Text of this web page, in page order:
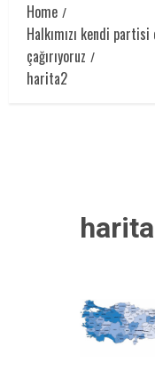
Home
Halkımızı kendi
çağırıyoruz
harita2